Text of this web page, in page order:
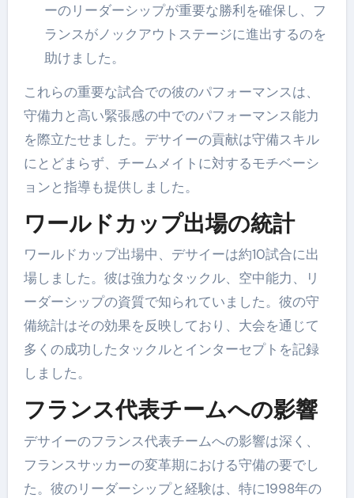
ーのリーダーシップが重要な勝利を確保し、フ
ランスがノックアウトステージに進出するのを
助けました。
これらの重要な試合での彼のパフォーマンスは、
守備力と高い緊張感の中でのパフォーマンス能力
を際立たせました。デサイーの貢献は守備スキル
にとどまらず、チームメイトに対するモチベーシ
ョンと指導も提供しました。
ワールドカップ出場の統計
ワールドカップ出場中、デサイーは約10試合に出
場しました。彼は強力なタックル、空中能力、リ
ーダーシップの資質で知られていました。彼の守
備統計はその効果を反映しており、大会を通じて
多くの成功したタックルとインターセプトを記録
しました。
フランス代表チームへの影響
デサイーのフランス代表チームへの影響は深く、
フランスサッカーの変革期における守備の要でし
た。彼のリーダーシップと経験は、特に1998年の